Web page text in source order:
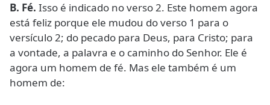
B. Fé. Isso é indicado no verso 2. Este homem agora
está feliz porque ele mudou do verso 1 para o
versículo 2; do pecado para Deus, para Cristo; para
a vontade, a palavra e o caminho do Senhor. Ele é
agora um homem de fé. Mas ele também é um
homem de: